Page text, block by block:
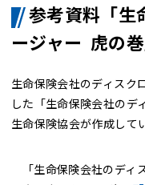
参考資料「生
ージャー 虎の巻
生命保険会社のディスク
した「生命保険会社のデ
生命保険協会が作成して
「生命保険会社のデ